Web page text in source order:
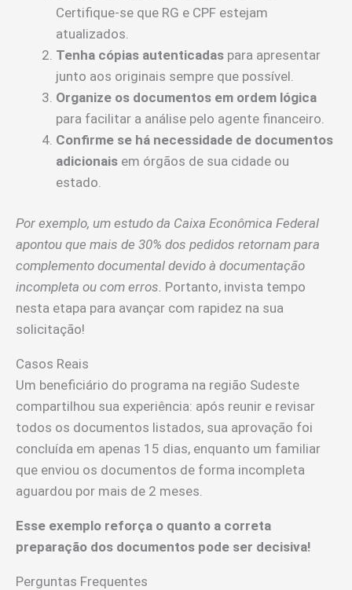
Certifique-se que RG e CPF estejam
atualizados.
Tenha cópias autenticadas para apresentar
junto aos originais sempre que possível.
Organize os documentos em ordem lógica
para facilitar a análise pelo agente financeiro.
Confirme se há necessidade de documentos
adicionais em órgãos de sua cidade ou
estado.
Por exemplo, um estudo da Caixa Econômica Federal
apontou que mais de 30% dos pedidos retornam para
complemento documental devido à documentação
incompleta ou com erros. Portanto, invista tempo
nesta etapa para avançar com rapidez na sua
solicitação!
Casos Reais
Um beneficiário do programa na região Sudeste
compartilhou sua experiência: após reunir e revisar
todos os documentos listados, sua aprovação foi
concluída em apenas 15 dias, enquanto um familiar
que enviou os documentos de forma incompleta
aguardou por mais de 2 meses.
Esse exemplo reforça o quanto a correta
preparação dos documentos pode ser decisiva!
Perguntas Frequentes